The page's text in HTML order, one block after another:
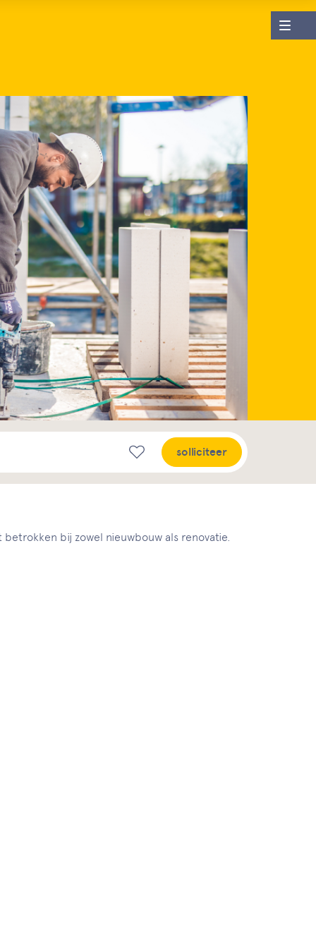
solliciteer
bij zowel nieuwbouw als renovatie.